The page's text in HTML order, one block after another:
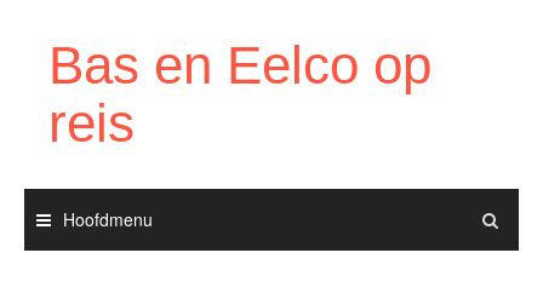
Bas en Eelco op
reis
Hoofdmenu